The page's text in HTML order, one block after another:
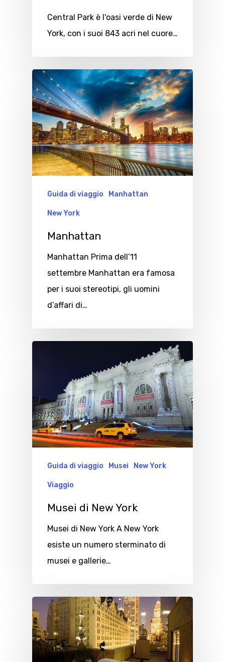
Central Park è l'oasi verde di New
York, con i suoi 843 acri nel cuore…
Guida di viaggio Manhattan
New York
Manhattan
Manhattan Prima dell’11
settembre Manhattan era famosa
per i suoi stereotipi, gli uomini
d’affari di…
Guida di viaggio Musei New York
Viaggio
Musei di New York
Musei di New York A New York
esiste un numero sterminato di
musei e gallerie…